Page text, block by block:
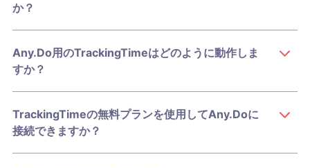
か？
Any.Do用のTrackingTimeはどのように動作しま
すか？
TrackingTimeの無料プランを使用してAny.Doに
接続できますか？